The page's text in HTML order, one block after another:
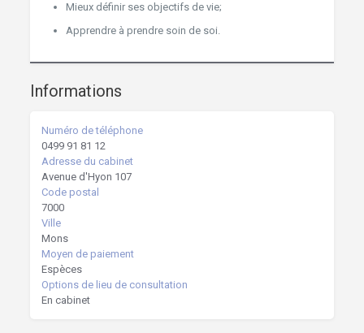
Mieux définir ses objectifs de vie;
Apprendre à prendre soin de soi.
Informations
Numéro de téléphone
0499 91 81 12
Adresse du cabinet
Avenue d'Hyon 107
Code postal
7000
Ville
Mons
Moyen de paiement
Espèces
Options de lieu de consultation
En cabinet